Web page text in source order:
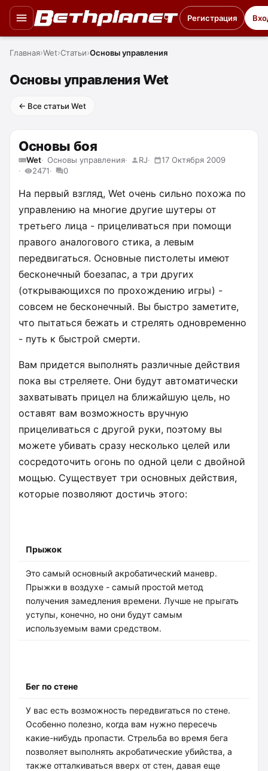
Регистрация
Главная Wet Статьи Основы управления
Основы управления Wet
← Все статьи Wet
Основы боя
Wet Основы управления RJ
17 Октября 2009
2471
0
На первый взгляд, Wet очень сильно похожа по
управлению на многие другие шутеры от
третьего лица - прицеливаться при помощи
правого аналогового стика, а левым
передвигаться. Основные пистолеты имеют
бесконечный боезапас, а три других
(открывающихся по прохождению игры) -
совсем не бесконечный. Вы быстро заметите,
что пытаться бежать и стрелять одновременно
- путь к быстрой смерти.
Вам придется выполнять различные действия
пока вы стреляете. Они будут автоматически
захватывать прицел на ближайшую цель, но
оставят вам возможность вручную
прицеливаться с другой руки, поэтому вы
можете убивать сразу несколько целей или
сосредоточить огонь по одной цели с двойной
мощью. Существует три основных действия,
которые позволяют достичь этого:
Прыжок
Это самый основный акробатический маневр.
Прыжки в воздухе - самый простой метод
получения замедления времени. Лучше не прыгать
уступы, конечно, но они будут самым
используемым вами средством.
Бег по стене
У вас есть возможность передвигаться по стене.
Особенно полезно, когда вам нужно пересечь
какие-нибудь пропасти. Стрельба во время бега
позволяет выполнять акробатические убийства, а
также отталкиваться вверх от стен, давая еще